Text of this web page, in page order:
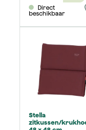
beschikbaar
Stella
zitkussen/